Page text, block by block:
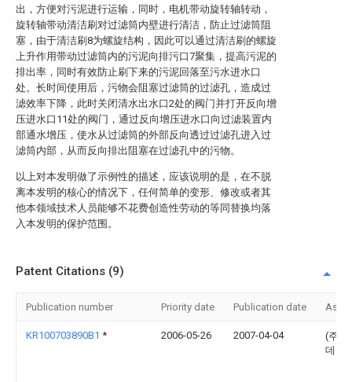
出，方便对污泥进行运输，同时，电机带动旋转轴转动，
旋转轴带动清洁刷对过滤筒内壁进行清洁，防止过滤筒阻
塞，由于清洁刷8为螺旋结构，因此可以通过清洁刷的螺旋
上升作用带动过滤筒内的污泥向排污口7聚集，提高污泥的
排出率，同时有效防止刷下来的污泥回落至污水进水口
处。长时间使用后，污物会阻塞过滤筒的过滤孔，造成过
滤效率下降，此时关闭清水出水口2处的阀门并打开反向增
压进水口11处的阀门，通过反向增压进水口向过滤装置内
部通水增压，使水从过滤筒的外部反向透过过滤孔进入过
滤筒内部，从而反向排出阻塞在过滤孔中的污物。
以上对本发明做了示例性的描述，应该说明的是，在不脱
离本发明的核心的情况下，任何简单的变形、修改或者其
他本领域技术人员能够不花费创造性劳动的等同替换均落
入本发明的保护范围。
Patent Citations (9)
Publication number Priority date Publication date
KR100703890B1 * 2006-05-26 2007-04-04
(주)
데이